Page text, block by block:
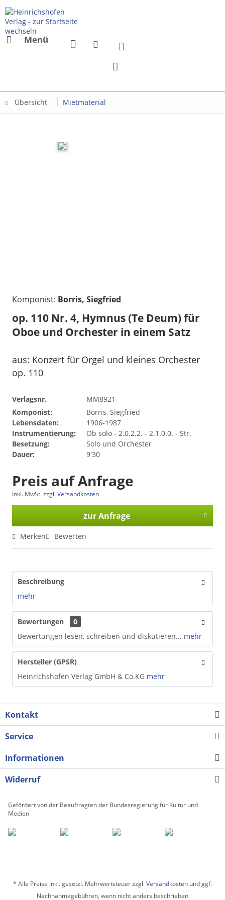
Menü
Übersicht Mietmaterial
Komponist: Borris, Siegfried
op. 110 Nr. 4, Hymnus (Te Deum) für
Oboe und Orchester in einem Satz
aus: Konzert für Orgel und kleines Orchester
op. 110
Verlagsnr.
MM8921
Komponist:
Borris, Siegfried
Lebensdaten:
1906-1987
Instrumentierung:
Ob solo - 2.0.2.2. - 2.1.0.0. - Str.
Besetzung:
Solo und Orchester
Dauer:
9'30
Preis auf Anfrage
inkl. MwSt.zzgl. Versandkosten
zur Anfrage
Merken Bewerten
Beschreibung
mehr
Bewertungen
0
Bewertungen lesen, schreiben und diskutieren... mehr
Hersteller (GPSR)
Heinrichshofen Verlag GmbH & Co.KG mehr
Kontakt
Service
Informationen
Widerruf
Gefördert von der Beauftragten der Bundesregierung für Kultur und
Medien
* Alle Preise inkl. gesetzl. Mehrwertsteuer zzgl.Versandkosten und ggf.
Nachnahmegebühren, wenn nicht anders beschrieben